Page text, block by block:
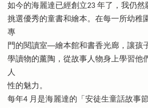
如今的海麗達已經創立23 年了，我仍然
挑選優秀的童書和繪本。在每一所幼稚
專
門的閱讀室──繪本館和書香光廊，讓孩
學讀物的薰陶，從故事人物身上學習他
人
性的魅力。
每年4 月是海麗達的「安徒生童話故事